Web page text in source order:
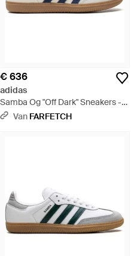
€ 636
adidas
Samba Og "Off Dark" Sneakers -
Wit Van FARFETCH